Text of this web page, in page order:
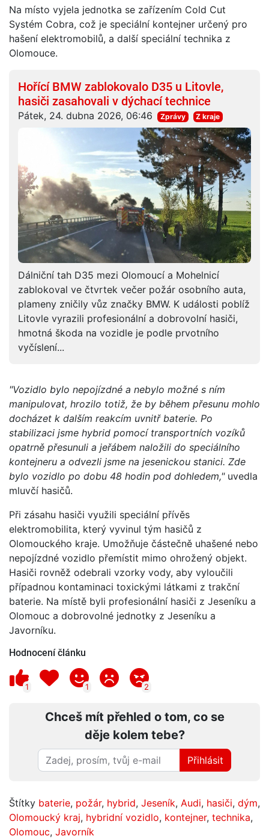
Na místo vyjela jednotka se zařízením Cold Cut
Systém Cobra, což je speciální kontejner určený pro
hašení elektromobilů, a další speciální technika z
Olomouce.
Hořící BMW zablokovalo D35 u Litovle,
hasiči zasahovali v dýchací technice
Pátek, 24. dubna 2026, 06:46 Zprávy Z kraje
Dálniční tah D35 mezi Olomoucí a Mohelnicí
zablokoval ve čtvrtek večer požár osobního auta,
plameny zničily vůz značky BMW. K události poblíž
Litovle vyrazili profesionální a dobrovolní hasiči,
hmotná škoda na vozidle je podle prvotního
vyčíslení...
"Vozidlo bylo nepojízdné a nebylo možné s ním
manipulovat, hrozilo totiž, že by během přesunu mohlo
docházet k dalším reakcím uvnitř baterie. Po
stabilizaci jsme hybrid pomocí transportních vozíků
opatrně přesunuli a jeřábem naložili do speciálního
kontejneru a odvezli jsme na jesenickou stanici. Zde
bylo vozidlo po dobu 48 hodin pod dohledem," uvedla
mluvčí hasičů.
Při zásahu hasiči využili speciální přívěs
elektromobilita, který vyvinul tým hasičů z
Olomouckého kraje. Umožňuje částečně uhašené nebo
nepojízdné vozidlo přemístit mimo ohrožený objekt.
Hasiči rovněž odebrali vzorky vody, aby vyloučili
případnou kontaminaci toxickými látkami z trakční
baterie. Na místě byli profesionální hasiči z Jeseníku a
Olomouc a dobrovolné jednotky z Jeseníku a
Javorníku.
Hodnocení článku
1 1 2
Chceš mít přehled o tom, co se
děje kolem tebe?
Přihlásit
Štítky baterie, požár, hybrid, Jeseník, Audi, hasiči, dým,
Olomoucký kraj, hybridní vozidlo, kontejner, technika,
Olomouc, Javorník